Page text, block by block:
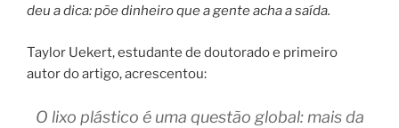
deu a dica: põe dinheiro que a gente acha a saída.
Taylor Uekert, estudante de doutorado e primeiro
autor do artigo, acrescentou:
O lixo plástico é uma questão global: mais da